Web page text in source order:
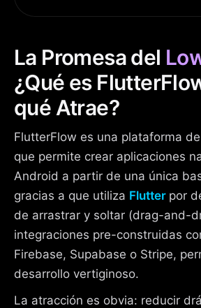
La Promesa del
¿Qué es
qué Atrae?
FlutterFlow es una plataforma
que permite crear aplicaciones
Android a partir de una única
gracias a que utiliza Flutter por
de arrastrar y soltar (drag-and-
integraciones pre-construidas
Firebase, Supabase o Stripe,
desarrollo vertiginoso.
La atracción es obvia: reducir